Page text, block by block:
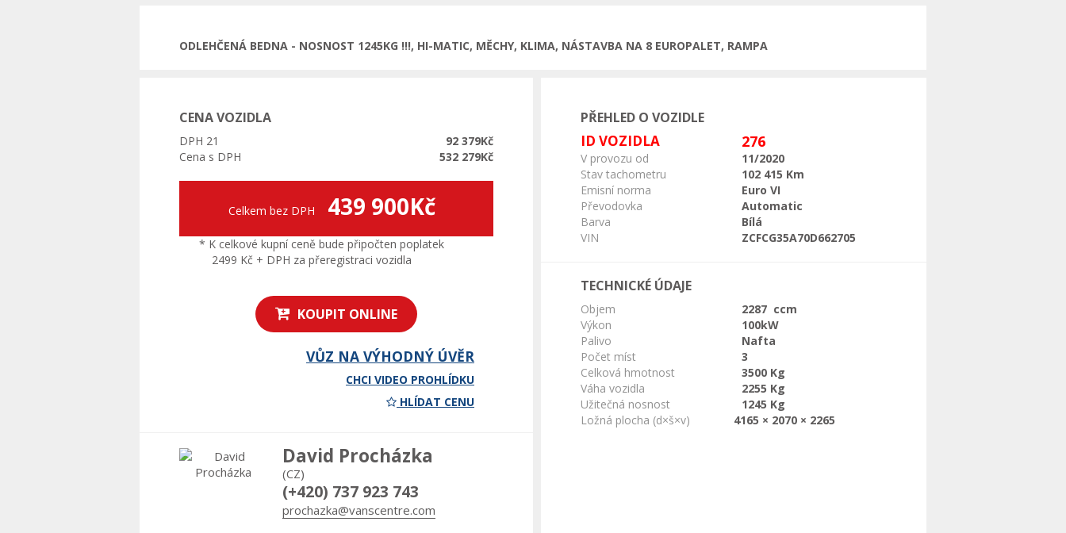
ODLEHČENÁ BEDNA - NOSNOST 1245KG !!!, HI-MATIC, MĚCHY, KLIMA, NÁSTAVBA NA 8 EUROPALET, RAMPA
CENA VOZIDLA
DPH 21
92 379Kč
Cena s DPH
532 279Kč
Celkem bez DPH 439 900Kč
* K celkové kupní ceně bude připočten poplatek
2499 Kč + DPH za přeregistraci vozidla
KOUPIT ONLINE
VŮZ NA VÝHODNÝ ÚVĚR
CHCI VIDEO PROHLÍDKU
HLÍDAT CENU
David Procházka
(CZ)
(+420) 737 923 743
prochazka@vanscentre.com
PŘEHLED O VOZIDLE
ID VOZIDLA 276
V provozu od
11/2020
Stav tachometru
102 415 Km
Emisní norma
Euro VI
Převodovka
Automatic
Barva
Bílá
VIN
ZCFCG35A70D662705
TECHNICKÉ ÚDAJE
Objem
2287 ccm
Výkon
100kW
Palivo
Nafta
Počet míst
3
Celková hmotnost
3500 Kg
Váha vozidla
2255 Kg
Užitečná nosnost
1245 Kg
Ložná plocha (d×š×v)
4165 × 2070 × 2265